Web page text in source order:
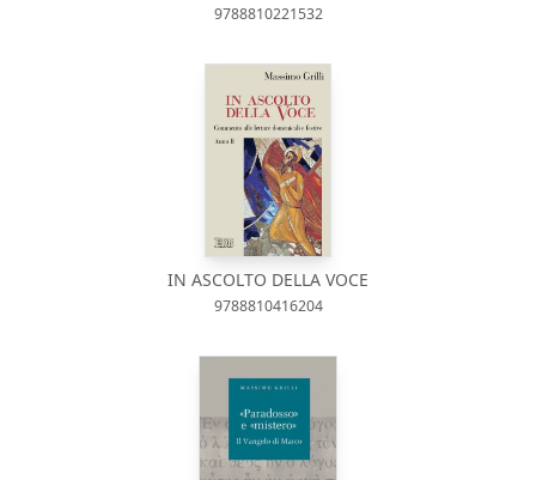
9788810221532
IN ASCOLTO DELLA VOCE
9788810416204